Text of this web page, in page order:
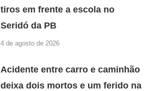
tiros em frente a escola no
Seridó da PB
4 de agosto de 2026
Acidente entre carro e caminhão
deixa dois mortos e um ferido na